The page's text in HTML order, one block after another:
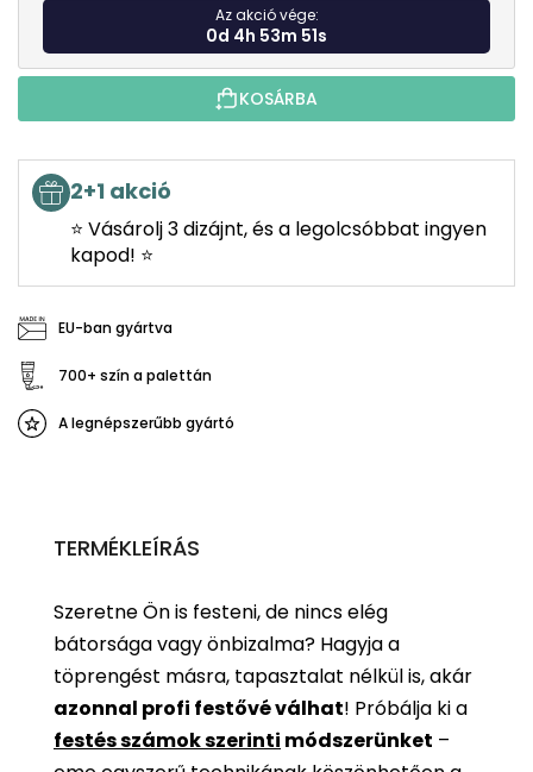
Az akció vége:
0d 4h 53m 50s
KOSÁRBA
2+1 akció
⭐ Vásárolj 3 dizájnt, és a legolcsóbbat ingyen
kapod! ⭐
EU-ban gyártva
700+ szín a palettán
A legnépszerűbb gyártó
TERMÉKLEÍRÁS
Szeretne Ön is festeni, de nincs elég
bátorsága vagy önbizalma? Hagyja a
töprengést másra, tapasztalat nélkül is, akár
azonnal profi festővé válhat! Próbálja ki a
festés számok szerinti módszerünket –